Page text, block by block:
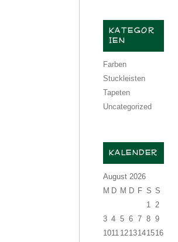
KATEGOR
IEN
Farben
Stuckleisten
Tapeten
Uncategorized
KALENDER
August 2026
M D M D F S S
1
2
3 4 5 6 7 8 9
1011 1213141516